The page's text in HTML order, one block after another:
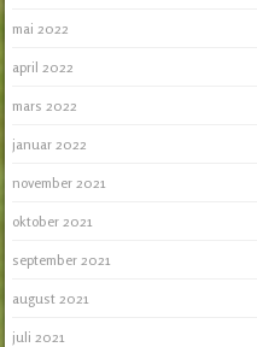
mai 2022
april 2022
mars 2022
januar 2022
november 2021
oktober 2021
september 2021
august 2021
juli 2021